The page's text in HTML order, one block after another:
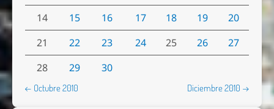
14
15 16 17 18 19
20
21
22 23 24 25 26
27
28
29 30
← Octubre 2010 Diciembre 2010 →